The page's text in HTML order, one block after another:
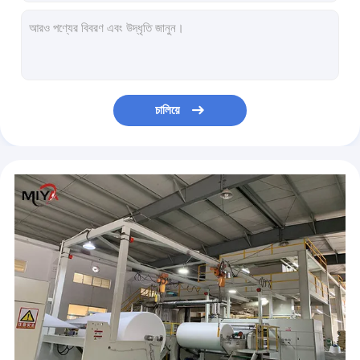
সিই 100 শতাংশ পলিপ্রোপলিন 25gsm পিপি স্পানবন্ড নন বোনা ফ্যাব্রিক
ওইকো-টেক্স 100 সফট 20 ডিগ্রি ওয়াটার সলিউবল এমব্রয়ডারি ফ্যাব্রিক
পিভিএ নন বোনা 100 সেন্টিমিটার 30gsm জল দ্রবণীয় আমদানি
নরম 100 শতাংশ পলিয়েস্টার 1035HF এমব্রয়ডারি ব্যাকিং ফ্যাব্রিক
বোনা ফ্যাব্রিক ফিউজিং ম্যাটেরিয়াল বুনন 80gsm টোয়েল স্যুট
চালিয়ে